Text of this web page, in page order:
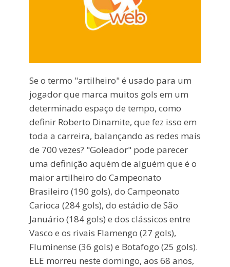
Se o termo "artilheiro" é usado para um
jogador que marca muitos gols em um
determinado espaço de tempo, como
definir Roberto Dinamite, que fez isso em
toda a carreira, balançando as redes mais
de 700 vezes? "Goleador" pode parecer
uma definição aquém de alguém que é o
maior artilheiro do Campeonato
Brasileiro (190 gols), do Campeonato
Carioca (284 gols), do estádio de São
Januário (184 gols) e dos clássicos entre
Vasco e os rivais Flamengo (27 gols),
Fluminense (36 gols) e Botafogo (25 gols).
ELE morreu neste domingo, aos 68 anos,